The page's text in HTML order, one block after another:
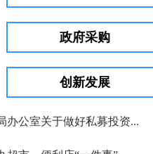
政府采购
创新发展
办公室关于做好私募投资...